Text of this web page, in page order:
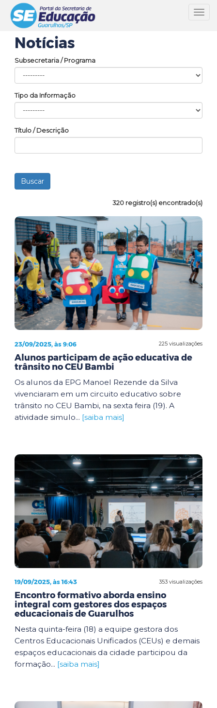
Notícias
Subsecretaria / Programa
Tipo da Informação
Título / Descrição
320 registro(s) encontrado(s)
225 visualizações
23/09/2025, às 9:06
Alunos participam de ação educativa de
trânsito no CEU Bambi
Os alunos da EPG Manoel Rezende da Silva
vivenciaram em um circuito educativo sobre
trânsito no CEU Bambi, na sexta feira (19). A
atividade simulo... [saiba mais]
353 visualizações
19/09/2025, às 16:43
Encontro formativo aborda ensino
integral com gestores dos espaços
educacionais de Guarulhos
Nesta quinta-feira (18) a equipe gestora dos
Centros Educacionais Unificados (CEUs) e demais
espaços educacionais da cidade participou da
formação... [saiba mais]